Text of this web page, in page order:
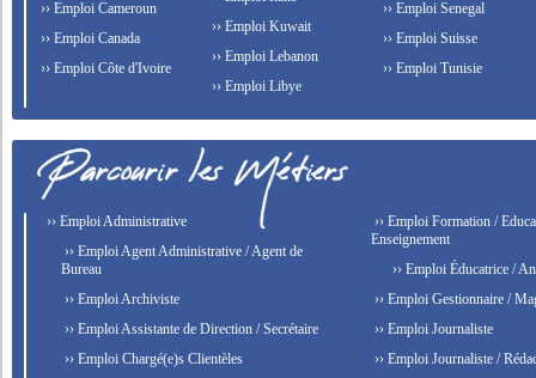
›› Emploi Cameroun
›› Emploi Canada
›› Emploi Côte d'Ivoire
›› Emploi Kuwait
›› Emploi Lebanon
›› Emploi Libye
›› Emploi Senegal
›› Emploi Suisse
›› Emploi Tunisie
›› Emploi Administrative
›› Emploi Agent Administrative / Agent de
Bureau
›› Emploi Archiviste
›› Emploi Assistante de Direction / Secrétaire
›› Emploi Chargé(e)s Clientèles
›› Emploi Formation /
Enseignement
›› Emploi Éducatrice /
›› Emploi Gestionnaire /
›› Emploi Journaliste
›› Emploi Journaliste /